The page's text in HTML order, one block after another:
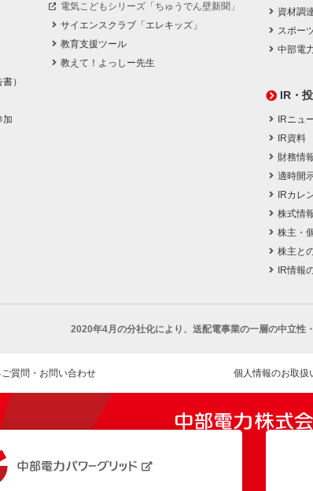
）
加
電気こどもシリーズ「ちゅうでん壁新聞」
サイエンスクラブ「エレキッズ」
教育支援ツール
教えて！よっしー先生
資材調
スポー
中部電
IR・
IRニュ
IR資料
財務情
適時開
IRカレ
株式情
株主・
株主と
IR情報
2020年4月の分社化により、 送配電事業の一層の中立性
質問・お問い合わせ 個人情報のお取扱